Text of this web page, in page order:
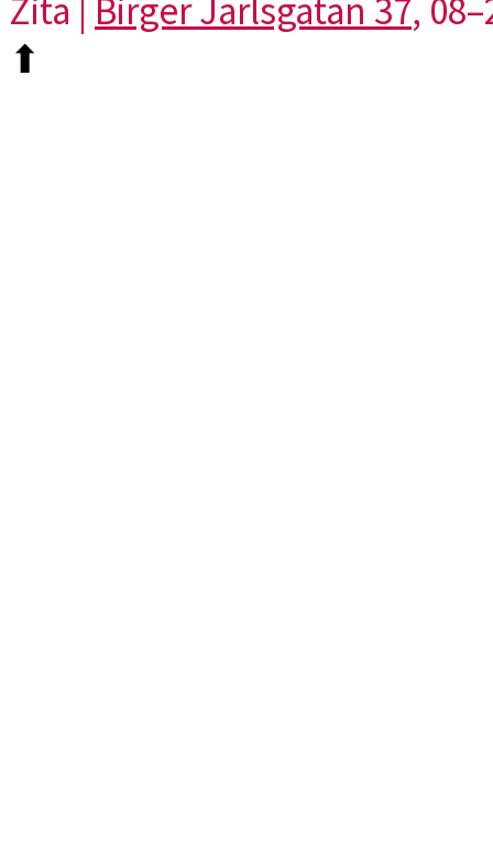
Zita | Birger Jarlsgatan 37,
⬆︎